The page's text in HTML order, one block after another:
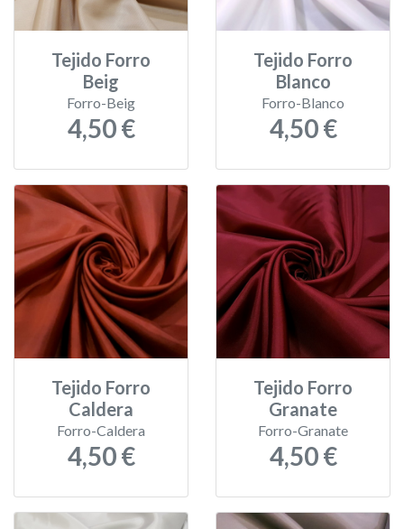
Tejido Forro
Beig
Forro-Beig
4,50 €
Tejido Forro
Blanco
Forro-Blanco
4,50 €
Tejido Forro
Caldera
Forro-Caldera
4,50 €
Tejido Forro
Granate
Forro-Granate
4,50 €